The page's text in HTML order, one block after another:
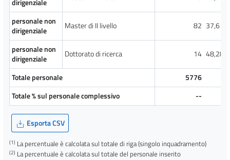
dirigenziale
personale non
dirigenziale
Master di II livello 82 37,61
personale non
dirigenziale
Dottorato di ricerca 14 48,28
Totale personale
5776
Totale % sul personale complessivo
--
Esporta CSV
(1) La percentuale è calcolata sul totale di riga (singolo inquadramento)
(2) La percentuale è calcolata sul totale del personale inserito